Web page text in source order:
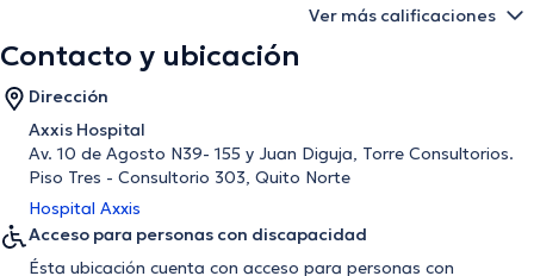
Ver más calificaciones
Contacto y ubicación
Dirección
Axxis Hospital
Av. 10 de Agosto N39- 155 y Juan Diguja, Torre Consultorios.
Piso Tres - Consultorio 303, Quito Norte
Hospital Axxis
Acceso para personas con discapacidad
Ésta ubicación cuenta con acceso para personas con